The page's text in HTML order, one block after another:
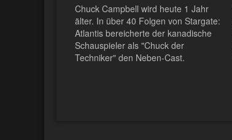
Chuck Campbell wird heute 1 Jahr
älter. In über 40 Folgen von Stargate:
Atlantis bereicherte der kanadische
Schauspieler als "Chuck der
Techniker" den Neben-Cast.